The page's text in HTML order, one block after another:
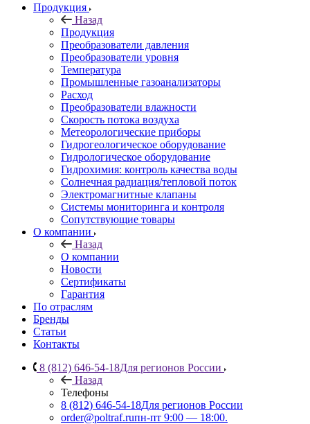
Продукция
Назад
Продукция
Преобразователи давления
Преобразователи уровня
Температура
Промышленные газоанализаторы
Расход
Преобразователи влажности
Скорость потока воздуха
Метеорологические приборы
Гидрогеологическое оборудование
Гидрологическое оборудование
Гидрохимия: контроль качества воды
Солнечная радиация/тепловой поток
Электромагнитные клапаны
Системы мониторинга и контроля
Сопутствующие товары
О компании
Назад
О компании
Новости
Сертификаты
Гарантия
По отраслям
Бренды
Статьи
Контакты
8 (812) 646-54-18Для регионов России
Назад
Телефоны
8 (812) 646-54-18Для регионов России
order@poltraf.ruпн-пт 9:00 — 18:00.